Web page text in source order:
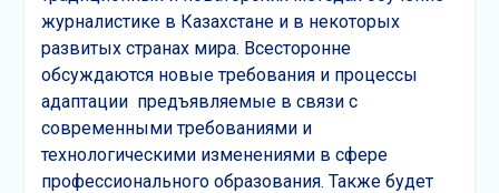
журналистике в Казахстане и в некоторых
развитых странах мира. Всесторонне
обсуждаются новые требования и процессы
адаптации предъявляемые в связи с
современными требованиями и
технологическими изменениями в сфере
профессионального образования. Также будет